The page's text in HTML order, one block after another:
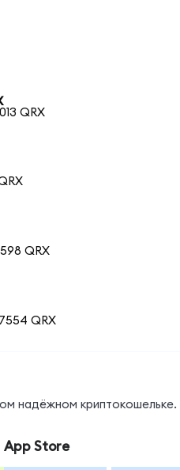
QRX
QRX
QRX
надёжном криптокошельке.
App Store